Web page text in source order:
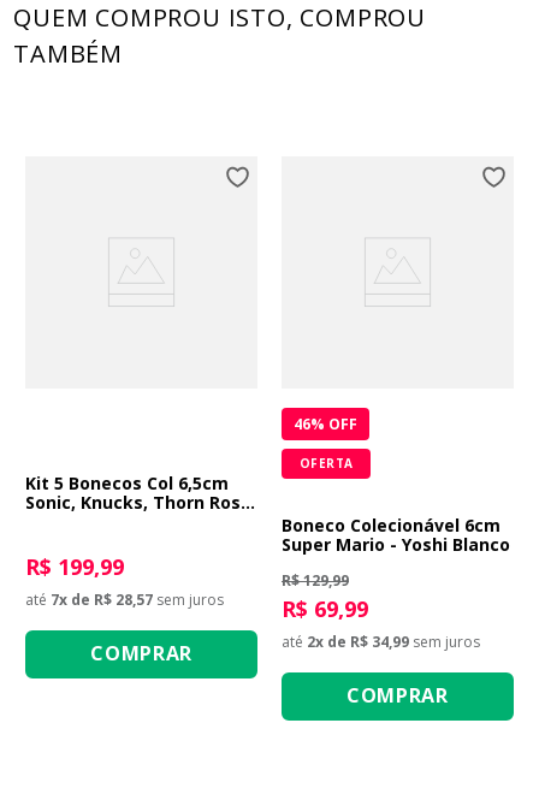
QUEM COMPROU ISTO, COMPROU
TAMBÉM
Kit 5 Bonecos Col 6,5cm
Sonic, Knucks, Thorn Rose
R$ 199,99
até 7x de R$ 28,57 sem juros
COMPRAR
46% OFF
OFERTA
Boneco Colecionável 6cm
Super Mario - Yoshi Blanco
R$ 129,99
R$ 69,99
até 2x de R$ 34,99 sem juros
COMPRAR